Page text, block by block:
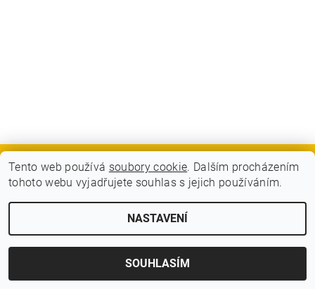
GDPR - Souhlas se zpracováním osobních údajů
Vytvořil Shoptet
Tento web používá soubory cookie. Dalším procházením
tohoto webu vyjadřujete souhlas s jejich používáním.
NASTAVENÍ
SOUHLASÍM